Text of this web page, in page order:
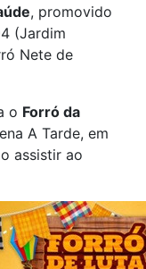
, promovido
(Jardim
Nete de
o Forró da
A Tarde, em
assistir ao